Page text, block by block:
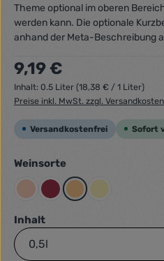
Theme optional im oberen
werden kann. Die optionale
anhand der Meta-Beschreibung
Regulärer Preis:
9,19 €
Inhalt: 0.5 Liter (18,38 € / 1 Liter)
Preise inkl. MwSt. zzgl. Versandkosten
Versandkostenfrei Sofort
Weinsorteauswählen
RoséRot Rotweiß
Weiß
Inhaltauswählen